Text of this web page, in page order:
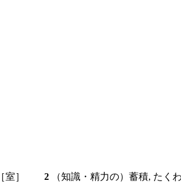
［室］ 2 （知識・精力の）蓄積, た